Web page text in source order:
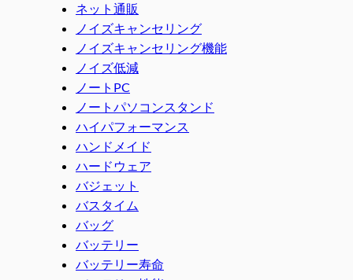
ネット通販
ノイズキャンセリング
ノイズキャンセリング機能
ノイズ低減
ノートPC
ノートパソコンスタンド
ハイパフォーマンス
ハンドメイド
ハードウェア
バジェット
バスタイム
バッグ
バッテリー
バッテリー寿命